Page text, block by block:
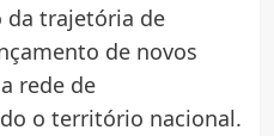
da trajetória de
de novos
rede de
o território nacional.